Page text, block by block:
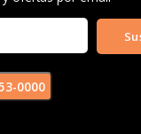
0000